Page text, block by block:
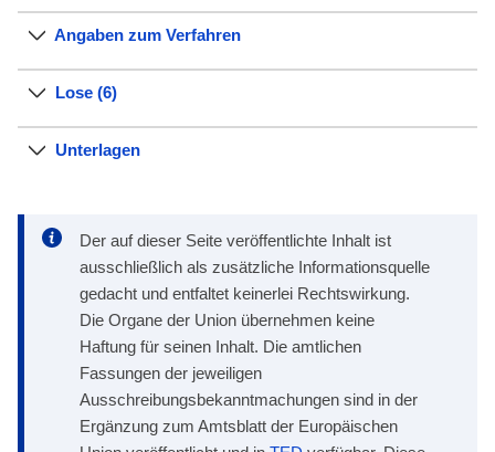
Angaben zum Verfahren
Lose (6)
Unterlagen
Der auf dieser Seite veröffentlichte Inhalt ist
ausschließlich als zusätzliche Informationsquelle
gedacht und entfaltet keinerlei Rechtswirkung.
Die Organe der Union übernehmen keine
Haftung für seinen Inhalt. Die amtlichen
Fassungen der jeweiligen
Ausschreibungsbekanntmachungen sind in der
Ergänzung zum Amtsblatt der Europäischen